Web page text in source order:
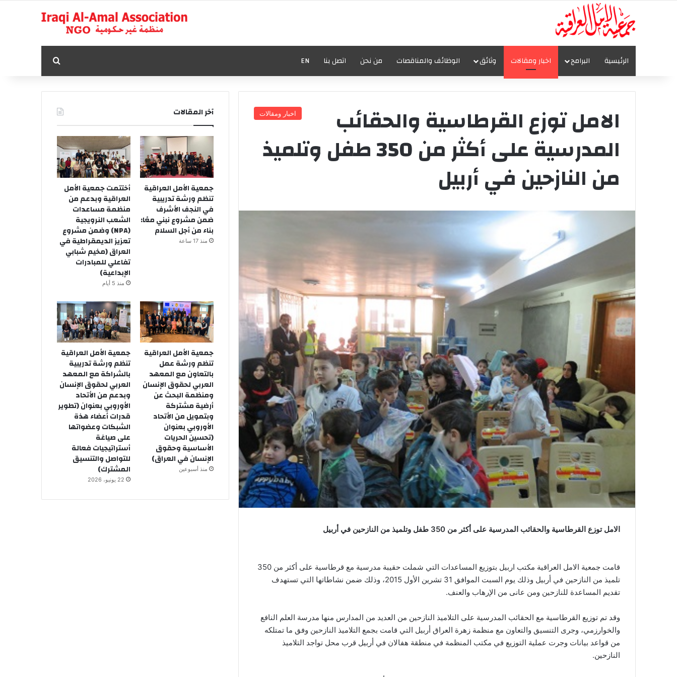
الرئيسية البرامج اخبار ومقالات وثائق الوظائف والمناقصات من نحن اتصل بنا EN بحث عن
اخبار ومقالات الامل توزع القرطاسية والحقائب
المدرسية على أكثر من 350 طفل وتلميذ
من النازحين في أربيل
الامل توزع القرطاسية والحقائب المدرسية على أكثر من 350 طفل وتلميذ من النازحين في أربيل
قامت جمعية الامل العراقية مكتب اربيل بتوزيع المساعدات التي شملت حقيبة مدرسية مع قرطاسية على أكثر من 350
تلميذ من النازحين في أربيل وذلك يوم السبت الموافق 31 تشرين الأول 2015، وذلك ضمن نشاطاتها التي تستهدف
تقديم المساعدة للنازحين ومن عانى من الإرهاب والعنف.
وقد تم توزيع القرطاسية مع الحقائب المدرسية على التلاميذ النازحين من العديد من المدارس منها مدرسة العلم النافع
والخوارزمي، وجرى التنسيق والتعاون مع منظمة زهرة العراق أربيل التي قامت بجمع التلاميذ النازحين وفق ما تمتلكه
من قواعد بيانات وجرت عملية التوزيع في مكتب المنظمة في منطقة هفالان في أربيل قرب محل تواجد التلاميذ
النازحين.
آخر المقالات
جمعية الأمل العراقية
تنظم ورشة تدريبية
في النجف الأشرف
ضمن مشروع نبني معًا:
بناء من أجل السلام
منذ 17 ساعة
أختتمت جمعية الأمل
العراقية وبدعم من
منظمة مساعدات
الشعب النرويجية
(NPA) وضمن مشروع
تعزيز الديمقراطية في
العراق (مخيم شبابي
تفاعلي للمبادرات
الإبداعية)
منذ 5 أيام
جمعية الأمل العراقية
تنظم ورشة عمل
بالتعاون مع المعهد
العربي لحقوق الإنسان
ومنظمة البحث عن
أرضية مشتركة
وبتمويل من الأتحاد
الأوروبي بعنوان
(تحسين الحريات
الأساسية وحقوق
الإنسان في العراق)
منذ أسبوعين
جمعية الأمل العراقية
تنظم ورشة تدريبية
بالشراكة مع المعهد
العربي لحقوق الإنسان
وبدعم من الأتحاد
الأوروبي بعنوان (تطوير
قدرات أعضاء هذة
الشبكات وعضواتها
على صياغة
أستراتيجيات فعالة
للتواصل والتنسيق
المشترك)
22 يونيو، 2026